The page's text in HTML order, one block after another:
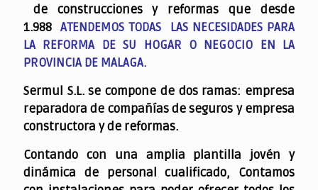
de construcciones y reformas que desde
1.988ATENDEMOS TODAS LAS NECESIDADES PARA
LA REFORMA DE SU HOGAR O NEGOCIO EN LA
PROVINCIA DE MALAGA.
Sermul S.L. se compone de dos ramas: empresa
reparadora de compañías de seguros y empresa
constructora y de reformas.
Contando con una amplia plantilla jovén y
dinámica de personal cualificado, Contamos